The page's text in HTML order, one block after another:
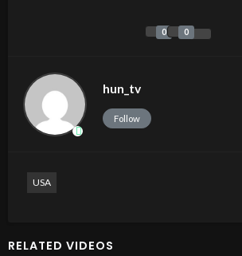
0 0
hun_tv
Follow
USA
RELATED VIDEOS